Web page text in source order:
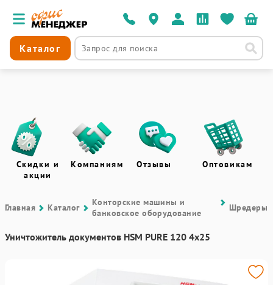
Каталог
Скидки и
акции
Компаниям Отзывы Оптовикам
Главная Каталог
Контоpские машины и
банковское оборудование
Шредеры
Уничтожитель документов HSM PURE 120 4x25